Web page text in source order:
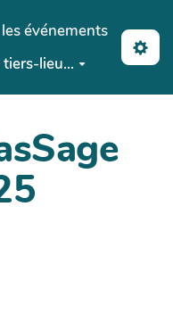
événements
lieu...